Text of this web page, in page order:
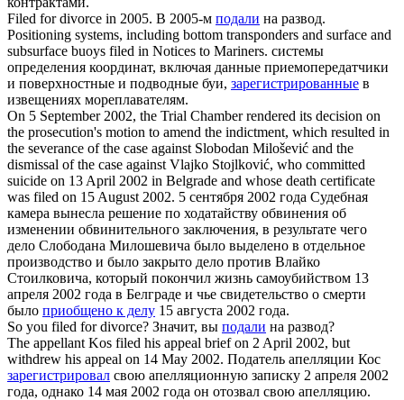
Filed for divorce in 2005. В 2005-м подали на развод.
Positioning systems, including bottom transponders and surface and
subsurface buoys filed in Notices to Mariners. системы
определения координат, включая данные приемопередатчики
и поверхностные и подводные буи, зарегистрированные в
извещениях мореплавателям.
On 5 September 2002, the Trial Chamber rendered its decision on
the prosecution's motion to amend the indictment, which resulted in
the severance of the case against Slobodan Milošević and the
dismissal of the case against Vlajko Stojlković, who committed
suicide on 13 April 2002 in Belgrade and whose death certificate
was filed on 15 August 2002. 5 сентября 2002 года Судебная
камера вынесла решение по ходатайству обвинения об
изменении обвинительного заключения, в результате чего
дело Слободана Милошевича было выделено в отдельное
производство и было закрыто дело против Влайко
Стоилковича, который покончил жизнь самоубийством 13
апреля 2002 года в Белграде и чье свидетельство о смерти
было приобщено к делу 15 августа 2002 года.
So you filed for divorce? Значит, вы подали на развод?
The appellant Kos filed his appeal brief on 2 April 2002, but
withdrew his appeal on 14 May 2002. Податель апелляции Кос
зарегистрировал свою апелляционную записку 2 апреля 2002
года, однако 14 мая 2002 года он отозвал свою апелляцию.